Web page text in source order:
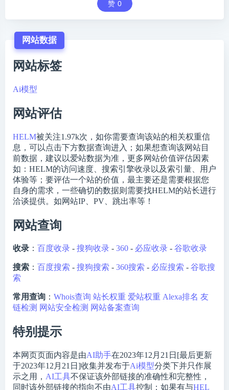
赞 0
网站数据
网站标签
Ai模型
网站评估
HELM被关注1.97k次，如你需要查询该站的相关权重信
息，可以点击下方数据查询进入；如果想查询该网站目
前数据，建议以爱站数据为准，更多网站价值评估因素
如：HELM的访问速度、搜索引擎收录以及索引量、用户
体验等；要评估一个站的价值，最主要还是需要根据您
自身的需求，一些确切的数据则需要找HELM的站长进行
洽谈提供。如网站IP、PV、跳出率等！
网站查询
收录 ： 百度收录 - 搜狗收录 - 360 - 必应收录 - 谷歌收录
搜索 ： 百度搜索 - 搜狗搜索 - 360搜索 - 必应搜索 - 谷歌搜
索
常用查询 ： Whois查询 站长权重 爱站权重 Alexa排名 友
链检测 网站安全检测 网站备案查询
特别提示
本网页页面内容是由AI助手在2023年12月21日[最后更新
于2023年12月21日]收集并发布于Ai模型分类下并只作展
示之用， AI工具不保证该外部链接的准确性和完整性，
同时该外部链接的指向不由AI工具控制；如果有与HEL